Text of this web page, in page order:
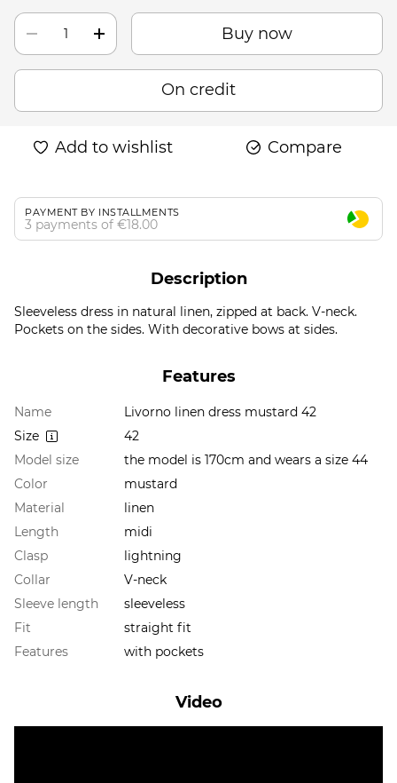
Buy now
On credit
Add to wishlist Compare
PAYMENT BY INSTALLMENTS
3 payments of €18.00
Description
Sleeveless dress in natural linen, zipped at back. V-neck.
Pockets on the sides. With decorative bows at sides.
Features
Name
Livorno linen dress mustard 42
Size
42
Model size
the model is 170cm and wears a size 44
Color
mustard
Material
linen
Length
midi
Clasp
lightning
Collar
V-neck
Sleeve length
sleeveless
Fit
straight fit
Features
with pockets
Video